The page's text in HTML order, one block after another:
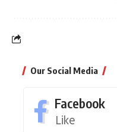
Our Social Media
Facebook
Like